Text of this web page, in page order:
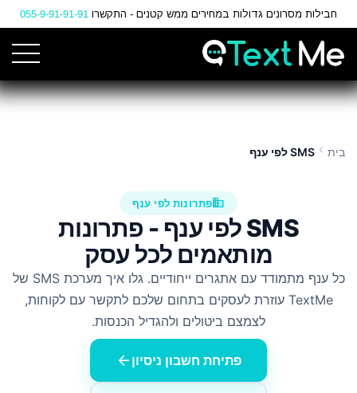
Skip
to
Content
חבילות מסרונים גדולות במחירים ממש קטנים - התקשרו 055-9-91-91-91
בית chevron_left SMS לפי ענף
businessפתרונות לפי ענף
SMS לפי ענף - פתרונות
מותאמים לכל עסק
כל ענף מתמודד עם אתגרים ייחודיים. גלו איך מערכת SMS של
TextMe עוזרת לעסקים בתחום שלכם לתקשר עם לקוחות,
לצמצם ביטולים ולהגדיל הכנסות.
פתיחת חשבון ניסיון arrow_back